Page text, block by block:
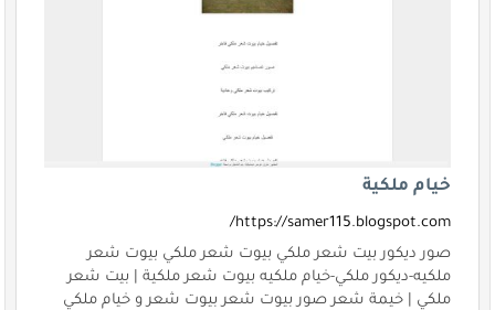
خيام ملكية
https://samer115.blogspot.com/
صور ديكور بيت شعر ملكي بيوت شعر ملكي بيوت شعر
ملكيه-ديكور ملكي-خيام ملكيه بيوت شعر ملكية | بيت شعر
ملكي | خيمة شعر صور بيوت شعر بيوت شعر و خيام ملكي